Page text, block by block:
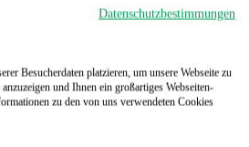
Datenschutzbestimmungen
Besucherdaten platzieren, um unsere Webseite zu
und Ihnen ein großartiges Webseiten-
zu den von uns verwendeten Cookies